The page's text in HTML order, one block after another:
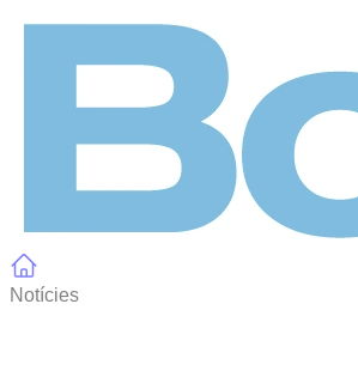
Notícies